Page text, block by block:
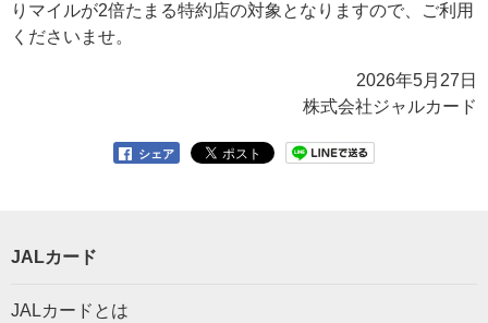
りマイルが2倍たまる特約店の対象となりますので、ご利用
くださいませ。
2026年5月27日
株式会社ジャルカード
シェア
JALカード
JALカードとは